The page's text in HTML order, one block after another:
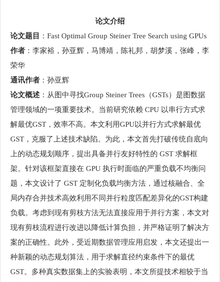
论文介绍
论文题目
：Fast Optimal Group Steiner Tree Search using GPUs
作者 ：李家裕，孙亚辉，马博靖，陈礼邦，胡梦溪，张峰，李
荣华
通讯作者 ：孙亚辉
论文概述 ：从图中寻找Group Steiner Trees（GSTs）是图数据
管理领域的一项重要技术。当前研究依赖 CPU 以串行方式求
解最优GST，效率不高。本文利用GPU以并行方式求解最优
GST，克服了上述技术缺陷。为此，本文首先打破传统自底向
上的动态规划顺序，提出具备并行友好特性的 GST 求解框
架。针对该框架直接在 GPU 执行时面临的严重负载不均衡问
题，本文设计了 GST 定制化负载均衡方法，通过核融合、全
局内存合并技术高效利用不同并行粒度匹配差异化的GST构建
负载。考虑到现有剪枝方法无法直接应用于并行方案，本文对
现有剪枝流程进行改进以降低计算负担，并严格证明了解决方
案的正确性。此外，受近期数据管理应用启发，本文还提出一
种新颖的动态规划算法，用于求解直径约束条件下的最优
GST。多种真实数据集上的实验表明，本文所提技术相较于当